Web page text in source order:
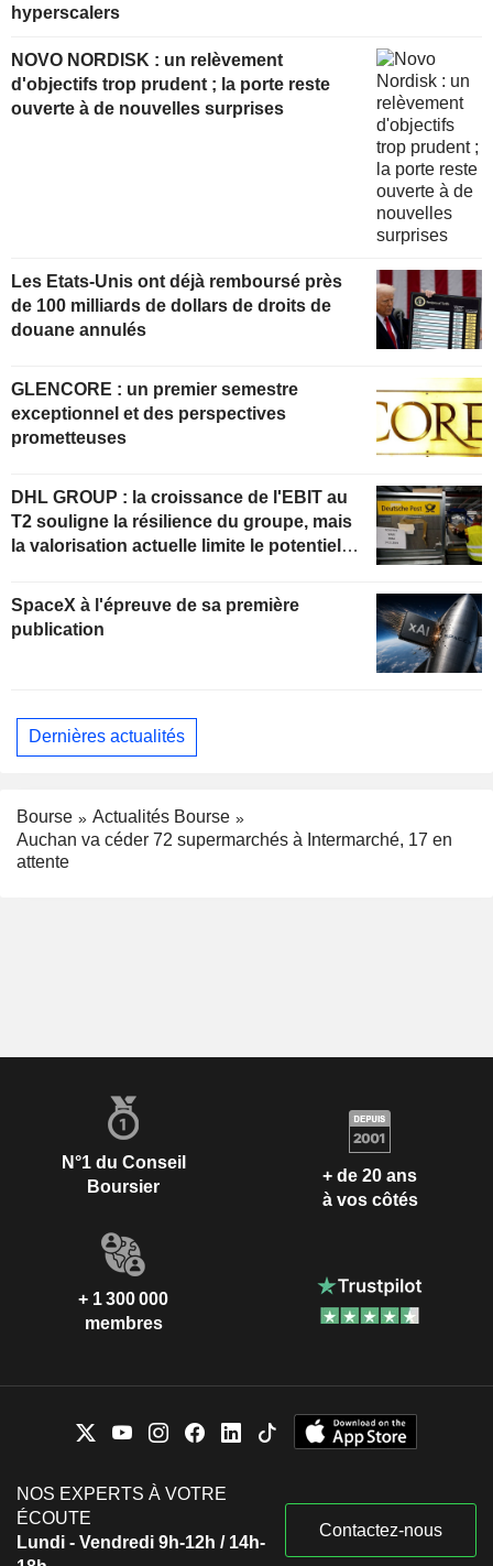
hyperscalers
NOVO NORDISK : un relèvement
d'objectifs trop prudent ; la porte reste
ouverte à de nouvelles surprises
Les Etats-Unis ont déjà remboursé près
de 100 milliards de dollars de droits de
douane annulés
GLENCORE : un premier semestre
exceptionnel et des perspectives
prometteuses
DHL GROUP : la croissance de l'EBIT au
T2 souligne la résilience du groupe, mais
la valorisation actuelle limite le potentiel
SpaceX à l'épreuve de sa première
publication
Dernières actualités
Bourse
Actualités Bourse
Auchan va céder 72 supermarchés à Intermarché, 17 en
attente
N°1 du Conseil
Boursier
+ de 20 ans
à vos côtés
+ 1 300 000
membres
NOS EXPERTS À VOTRE
ÉCOUTE
Lundi - Vendredi 9h-12h / 14h-
Contactez-nous